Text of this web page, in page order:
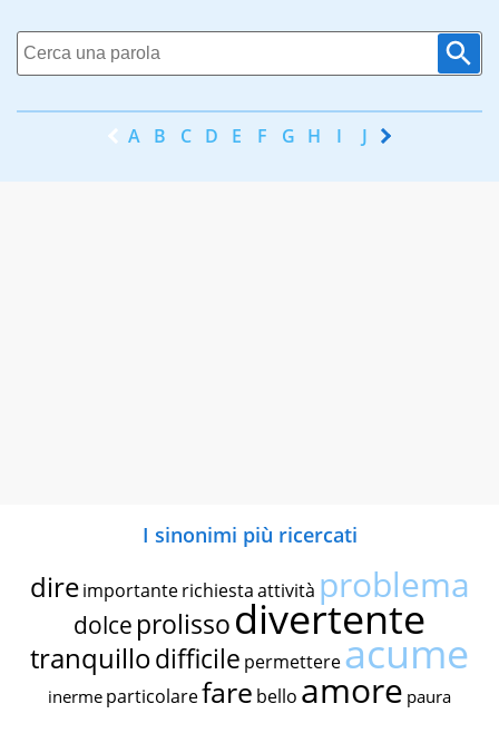
A B C D E F G H I J K
I sinonimi più ricercati
dire importante richiestaattività problema
dolce prolissodivertente
tranquillodifficile permettereacume
inerme particolarefare bello amore paura